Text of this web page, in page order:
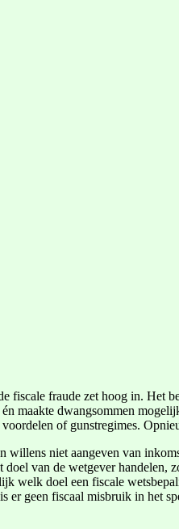
fiscale fraude zet hoog in. Het
maakte dwangsommen
of gunstregimes.
niet aangeven van
van de wetgever
doel een fiscale
geen fiscaal misbruik in het